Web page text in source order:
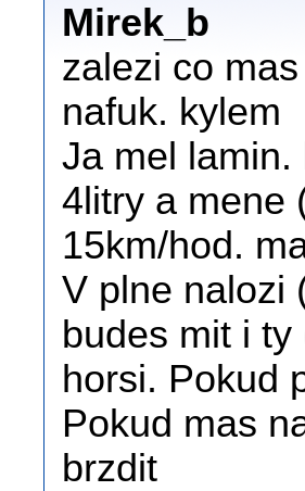
Mirek_b
zalezi co
nafuk. kylem
Ja mel lamin.
4litry a mene
15km/hod.
V plne nalozi
budes mit i
horsi. Pokud
Pokud mas
brzdit